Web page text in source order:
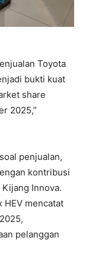
Toyota
bukti kuat
share
2025,”
penjualan,
kontribusi
Innova.
HEV mencatat
pelanggan